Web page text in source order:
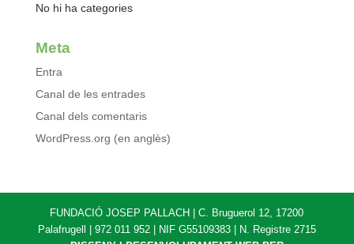
No hi ha categories
Meta
Entra
Canal de les entrades
Canal dels comentaris
WordPress.org (en anglès)
FUNDACIÓ JOSEP PALLACH | C. Bruguerol 12, 17200
Palafrugell | 972 011 952 | NIF G55109383 | N. Registre 2715